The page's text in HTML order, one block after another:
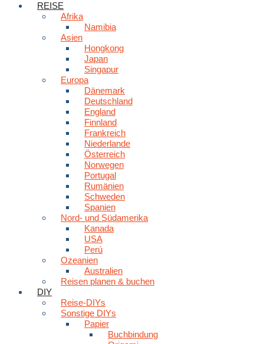
REISE
Afrika
Namibia
Asien
Hongkong
Japan
Singapur
Europa
Dänemark
Deutschland
England
Finnland
Frankreich
Niederlande
Österreich
Norwegen
Portugal
Rumänien
Schweden
Spanien
Nord- und Südamerika
Kanada
USA
Perú
Ozeanien
Australien
Reisen planen & buchen
DIY
Reise-DIYs
Sonstige DIYs
Papier
Buchbindung